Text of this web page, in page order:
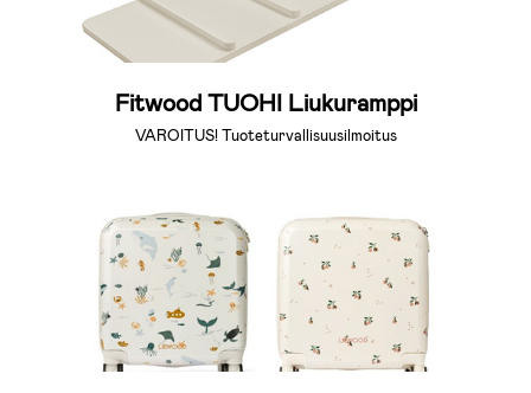
Fitwood TUOHI Liukuramppi
VAROITUS! Tuoteturvallisuusilmoitus